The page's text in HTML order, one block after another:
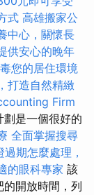
式 高雄搬家公
中心，關懷長
供安心的晚年
您的居住環境
打造自然精緻
Firm
是一個很好的
全面掌握搜尋
過期怎麼處理，
的眼科專家 該
開放時間，列